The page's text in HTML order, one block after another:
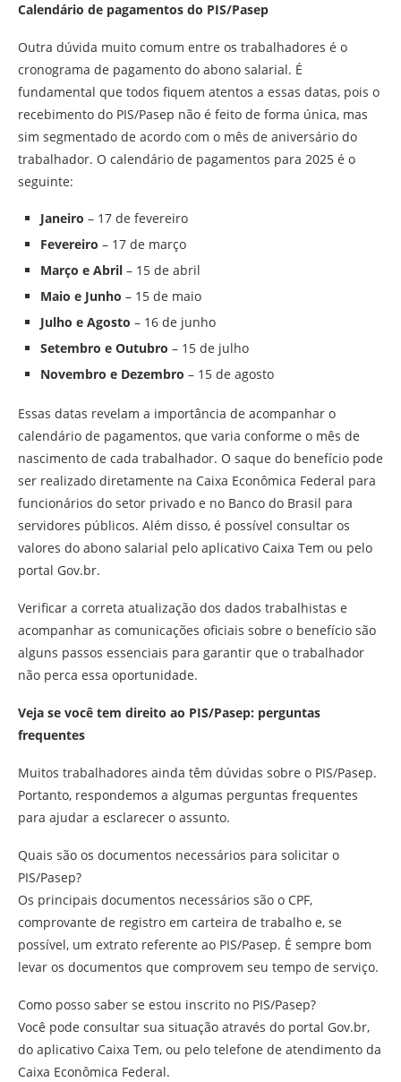
Calendário de pagamentos do PIS/Pasep
Outra dúvida muito comum entre os trabalhadores é o
cronograma de pagamento do abono salarial. É
fundamental que todos fiquem atentos a essas datas, pois o
recebimento do PIS/Pasep não é feito de forma única, mas
sim segmentado de acordo com o mês de aniversário do
trabalhador. O calendário de pagamentos para 2025 é o
seguinte:
Janeiro – 17 de fevereiro
Fevereiro – 17 de março
Março e Abril – 15 de abril
Maio e Junho – 15 de maio
Julho e Agosto – 16 de junho
Setembro e Outubro – 15 de julho
Novembro e Dezembro – 15 de agosto
Essas datas revelam a importância de acompanhar o
calendário de pagamentos, que varia conforme o mês de
nascimento de cada trabalhador. O saque do benefício pode
ser realizado diretamente na Caixa Econômica Federal para
funcionários do setor privado e no Banco do Brasil para
servidores públicos. Além disso, é possível consultar os
valores do abono salarial pelo aplicativo Caixa Tem ou pelo
portal Gov.br.
Verificar a correta atualização dos dados trabalhistas e
acompanhar as comunicações oficiais sobre o benefício são
alguns passos essenciais para garantir que o trabalhador
não perca essa oportunidade.
Veja se você tem direito ao PIS/Pasep: perguntas
frequentes
Muitos trabalhadores ainda têm dúvidas sobre o PIS/Pasep.
Portanto, respondemos a algumas perguntas frequentes
para ajudar a esclarecer o assunto.
Quais são os documentos necessários para solicitar o
PIS/Pasep?
Os principais documentos necessários são o CPF,
comprovante de registro em carteira de trabalho e, se
possível, um extrato referente ao PIS/Pasep. É sempre bom
levar os documentos que comprovem seu tempo de serviço.
Como posso saber se estou inscrito no PIS/Pasep?
Você pode consultar sua situação através do portal Gov.br,
do aplicativo Caixa Tem, ou pelo telefone de atendimento da
Caixa Econômica Federal.